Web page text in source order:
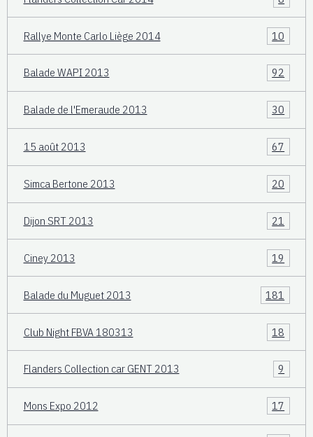
Rallye Monte Carlo Liège 2014 10
Balade WAPI 2013 92
Balade de l'Emeraude 2013 30
15 août 2013 67
Simca Bertone 2013 20
Dijon SRT 2013 21
Ciney 2013 19
Balade du Muguet 2013 181
Club Night FBVA 180313 18
Flanders Collection car GENT 2013 9
Mons Expo 2012 17